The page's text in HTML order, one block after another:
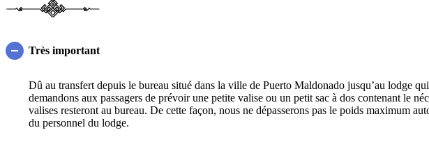
Très important
Dû au transfert depuis le bureau situé dans la ville de Puerto Maldonado jusqu’au lodge
demandons aux passagers de prévoir une petite valise ou un petit sac à dos contenant le
valises resteront au bureau. De cette façon, nous ne dépasserons pas le poids maximum
du personnel du lodge.